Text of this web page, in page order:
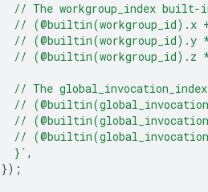
// The workgroup_index built-
// (@builtin(workgroup_id).x
// (@builtin(workgroup_id).y
// (@builtin(workgroup_id).z
// The
//
//
//
  }`
,
});